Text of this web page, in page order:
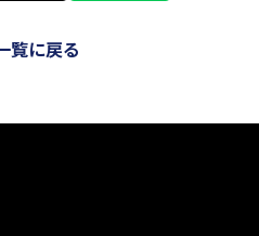
覧に戻る